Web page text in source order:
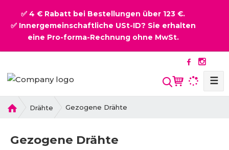
✅ 4 € Rabatt bei Bestellungen über 123 €.
✅ Innergemeinschaftliche USt-ID? Sie erhalten
eine Pro-forma-Rechnung ohne MwSt.
S
☰
o
e
Drähte Gezogene Drähte
Gezogene Drähte